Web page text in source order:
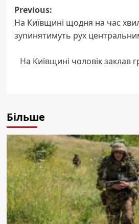
Post
navigation
Previous:
На Київщині щодня на час
зупинятимуть рух
На Київщині чоловік заклав
Більше